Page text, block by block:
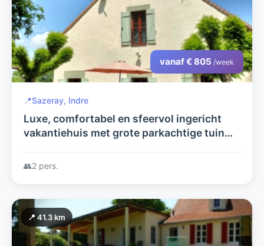
vanaf € 805 /week
📍Sazeray, Indre
Luxe, comfortabel en sfeervol ingericht
vakantiehuis met grote parkachtige tuin
👥2 pers.
📍 41.3 km